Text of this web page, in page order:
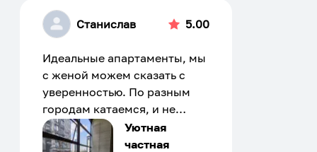
Станислав 5.00
Идеальные апартаменты, мы
с женой можем сказать с
уверенностью. По разным
городам катаемся, и не
только в России. Сервис на
отличном уровне. Хозяин
Уютная
частная